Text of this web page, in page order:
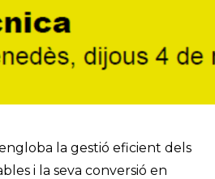
la gestió eficient dels
i la seva conversió en